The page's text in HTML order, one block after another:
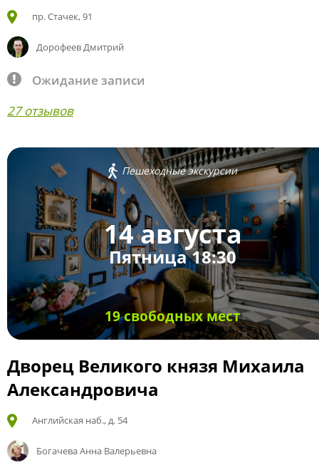
пр. Стачек, 91
Дорофеев Дмитрий
Ожидание записи
27 отзывов
Пешеходные экскурсии
14 августа
Пятница 18:30
19 свободных мест
Дворец Великого князя Михаила
Александровича
Английская наб., д. 54
Богачева Анна Валерьевна